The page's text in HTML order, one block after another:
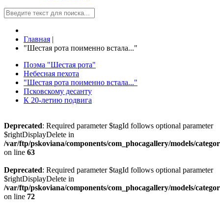
Главная |
"Шестая рота поименно встала..."
Поэма "Шестая рота"
Небесная пехота
"Шестая рота поименно встала..."
Псковскому десанту
К 20-летию подвига
Deprecated: Required parameter $tagId follows optional parameter
$rightDisplayDelete in
/var/ftp/pskoviana/components/com_phocagallery/models/
on line 63
Deprecated: Required parameter $tagId follows optional parameter
$rightDisplayDelete in
/var/ftp/pskoviana/components/com_phocagallery/models/
on line 72